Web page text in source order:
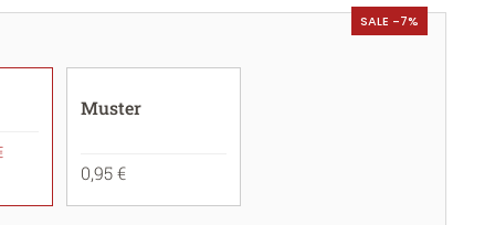
SALE -7%
Muster
0,95 €